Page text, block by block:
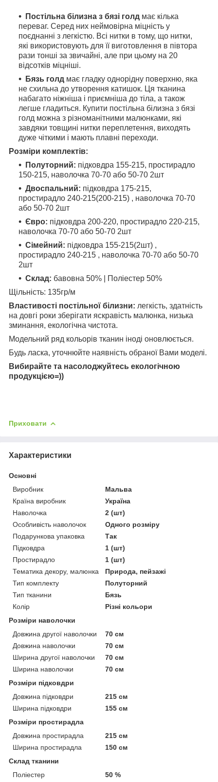
Постільна білизна з бязі голд має кілька
переваг. Серед них неймовірна міцність у
поєднанні з легкістю. Всі нитки в тому, що нитки,
які використовують для її виготовлення в півтора
рази тонші за звичайні, але при цьому на 20
відсотків міцніші.
Бязь голд має гладку однорідну поверхню, яка
не схильна до утворення катишок. Ця тканина
набагато ніжніша і приємніша до тіла, а також
легше гладиться. Купити постільна білизна з бязі
голд можна з різноманітними малюнками, які
завдяки товщині нитки переплетення, виходять
дуже чіткими і мають плавні переходи.
Розміри комплектів:
Полуторний: підковдра 155-215, простирадло
150-215, наволочка 70-70 або 50-70 2шт
Двоспальний: підковдра 175-215,
простирадло 240-215(200-215) , наволочка 70-70
або 50-70 2шт
Євро: підковдра 200-220, простирадло 220-215,
наволочка 70-70 або 50-70 2шт
Сімейний: підковдра 155-215(2шт) ,
простирадло 240-215 , наволочка 70-70 або 50-70
2шт
Склад: бавовна 50% | Поліестер 50%
Щільність: 135гр/м
Властивості постільної білизни: легкість, здатність
на довгі роки зберігати яскравість малюнка, низька
зминання, екологічна чистота.
Модельний ряд кольорів тканин іноді оновлюється.
Будь ласка, уточнюйте наявність обраної Вами моделі.
Вибирайте та насолоджуйтесь екологічною
продукцією=))
Приховати
Характеристики
Основні
Виробник
Мальва
Країна виробник
Україна
Наволочка
2 (шт)
Особливість наволочок
Одного розміру
Подарункова упаковка
Так
Підковдра
1 (шт)
Простирадло
1 (шт)
Тематика декору, малюнка
Природа, пейзажі
Тип комплекту
Полуторний
Тип тканини
Бязь
Колір
Різні кольори
Розміри наволочки
Довжина другої наволочки
70 см
Довжина наволочки
70 см
Ширина другої наволочки
70 см
Ширина наволочки
70 см
Розміри підковдри
Довжина підковдри
215 см
Ширина підковдри
155 см
Розміри простирадла
Довжина простирадла
215 см
Ширина простирадла
150 см
Склад тканини
Поліестер
50 %